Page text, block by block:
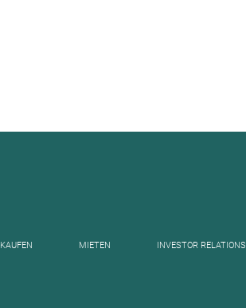
KAUFEN MIETEN INVESTOR RELATIONS